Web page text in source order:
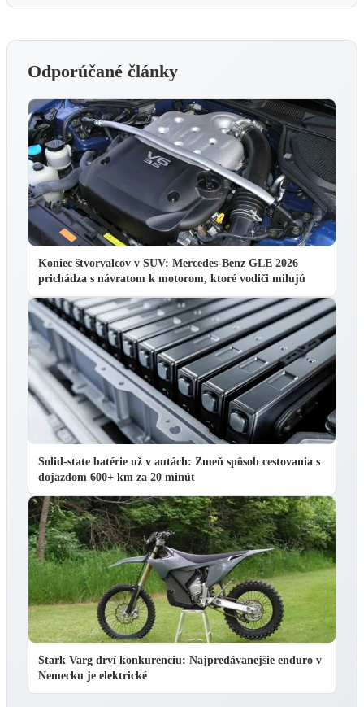
Odporúčané články
Koniec štvorvalcov v SUV: Mercedes-Benz GLE 2026
prichádza s návratom k motorom, ktoré vodiči milujú
Solid-state batérie už v autách: Zmeň spôsob cestovania s
dojazdom 600+ km za 20 minút
Stark Varg drví konkurenciu: Najpredávanejšie enduro v
Nemecku je elektrické